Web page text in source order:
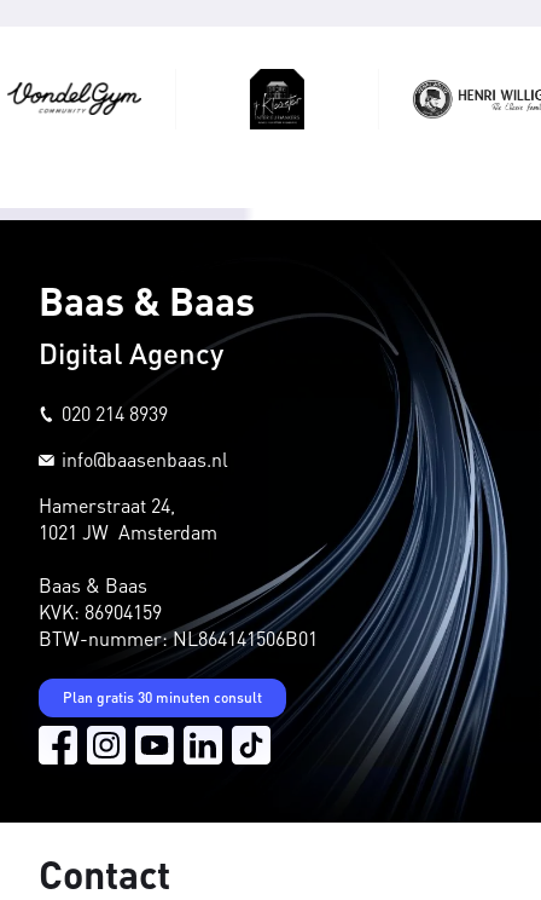
Baas & Baas
Digital Agency
020 214 8939
info@baasenbaas.nl
Hamerstraat 24,
1021 JW Amsterdam
Baas & Baas
KVK: 86904159
BTW-nummer: NL864141506B01
Plan gratis 30 minuten consult
Contact